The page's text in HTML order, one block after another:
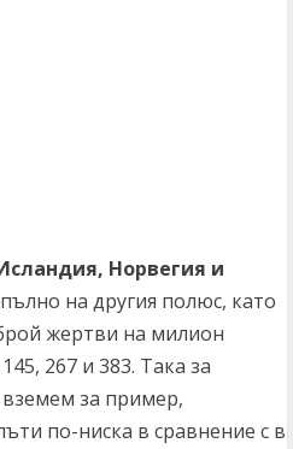
Норвегия и
на другия полюс, като
жертви на милион
267 и 383. Така за
за пример,
по-ниска в сравнение с в